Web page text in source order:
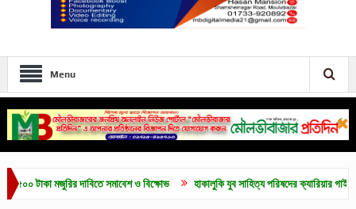
Menu
মজুরির দাবিতে সমাবেশ ও বিক্ষোভ হাকালুকি যুব সাহিত্য পরিষদের ক্যারিয়ার গাইডলাইন